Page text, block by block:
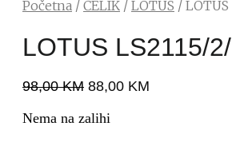
Početna / ČELIK / LOTUS / LOTUS
LOTUS LS2115/
98,00KM 88,00 KM
Nema na zalihi